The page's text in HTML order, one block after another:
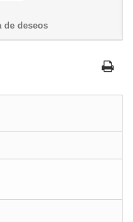
de deseos